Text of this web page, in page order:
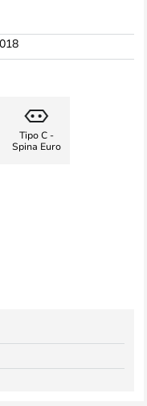
Tipo C -
Spina Euro